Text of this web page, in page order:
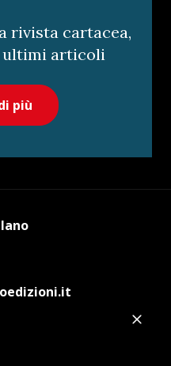
rivista cartacea,
articoli
più